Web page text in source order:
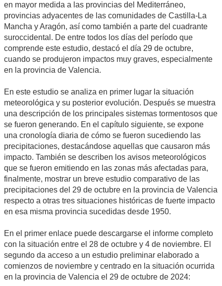
en mayor medida a las provincias del Mediterráneo,
provincias adyacentes de las comunidades de Castilla-La
Mancha y Aragón, así como también a parte del cuadrante
suroccidental. De entre todos los días del período que
comprende este estudio, destacó el día 29 de octubre,
cuando se produjeron impactos muy graves, especialmente
en la provincia de Valencia.
En este estudio se analiza en primer lugar la situación
meteorológica y su posterior evolución. Después se muestra
una descripción de los principales sistemas tormentosos que
se fueron generando. En el capítulo siguiente, se expone
una cronología diaria de cómo se fueron sucediendo las
precipitaciones, destacándose aquellas que causaron más
impacto. También se describen los avisos meteorológicos
que se fueron emitiendo en las zonas más afectadas para,
finalmente, mostrar un breve estudio comparativo de las
precipitaciones del 29 de octubre en la provincia de Valencia
respecto a otras tres situaciones históricas de fuerte impacto
en esa misma provincia sucedidas desde 1950.
En el primer enlace puede descargarse el informe completo
con la situación entre el 28 de octubre y 4 de noviembre. El
segundo da acceso a un estudio preliminar elaborado a
comienzos de noviembre y centrado en la situación ocurrida
en la provincia de Valencia el 29 de octubre de 2024: